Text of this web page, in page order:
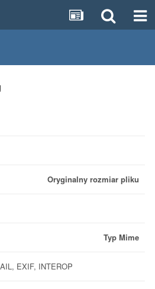
Oryginalny rozmiar pliku
Typ Mime
EXIF, INTEROP